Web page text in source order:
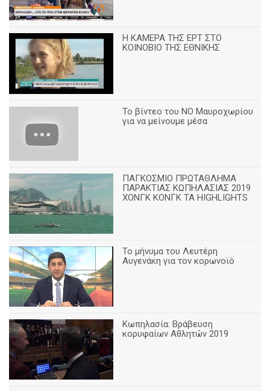
Η ΚΑΜΕΡΑ ΤΗΣ ΕΡΤ ΣΤΟ
ΚΟΙΝΟΒΙΟ ΤΗΣ ΕΘΝΙΚΗΣ
Το βίντεο του ΝΟ Μαυροχωρίου
για να μείνουμε μέσα
ΠΑΓΚΟΣΜΙΟ ΠΡΩΤΑΘΛΗΜΑ
ΠΑΡΑΚΤΙΑΣ ΚΩΠΗΛΑΣΙΑΣ 2019
ΧΟΝΓΚ ΚΟΝΓΚ ΤΑ HIGHLIGHTS
Το μήνυμα του Λευτέρη
Αυγενάκη για τον κορωνοϊό
Κωπηλασία: Βράβευση
κορυφαίων Αθλητών 2019